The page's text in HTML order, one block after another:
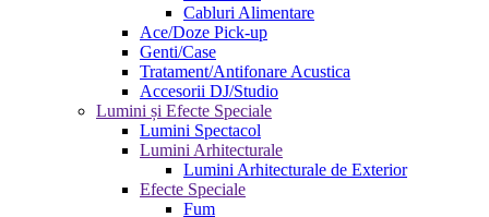
Cabluri Alimentare
Ace/Doze Pick-up
Genti/Case
Tratament/Antifonare Acustica
Accesorii DJ/Studio
Lumini și Efecte Speciale
Lumini Spectacol
Lumini Arhitecturale
Lumini Arhitecturale de Exterior
Efecte Speciale
Fum